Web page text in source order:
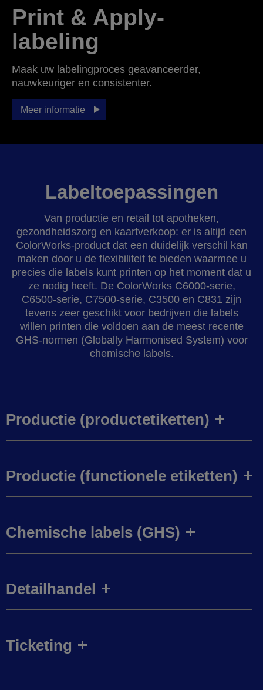
Print & Apply-
labeling
Maak uw labelingproces geavanceerder,
nauwkeuriger en consistenter.
Meer informatie
Labeltoepassingen
Van productie en retail tot apotheken,
gezondheidszorg en kaartverkoop: er is altijd een
ColorWorks‑product dat een duidelijk verschil kan
maken door u de flexibiliteit te bieden waarmee u
precies die labels kunt printen op het moment dat u
ze nodig heeft. De ColorWorks C6000-serie,
C6500-serie, C7500-serie, C3500 en C831 zijn
tevens zeer geschikt voor bedrijven die labels
willen printen die voldoen aan de meest recente
GHS-normen (Globally Harmonised System) voor
chemische labels.
Productie (productetiketten)
Productie (functionele etiketten)
Chemische labels (GHS)
Detailhandel
Ticketing